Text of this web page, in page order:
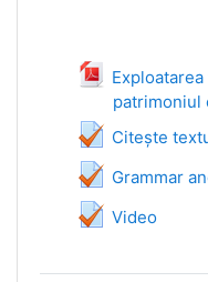
patrimoniul
Citește
Grammar
Video
Teszt